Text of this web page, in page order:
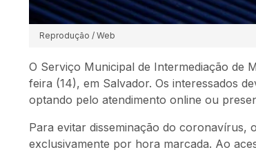
Reprodução / Web
O Serviço Municipal de Intermediação de
feira (14), em Salvador. Os interessados
optando pelo atendimento online ou
Para evitar disseminação do coronavírus,
exclusivamente por hora marcada. Ao